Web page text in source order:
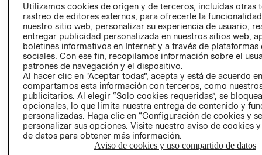
AVISO DE
PRIVACIDAD
GIFT CARD
AVISO DE
Utilizamos cookies de origen y de terceros, incluidas otras
rastreo de editores externos, para ofrecerle la
nuestro sitio web, personalizar su experiencia de usuario,
entregar publicidad personalizada en nuestros sitios web,
boletines informativos en Internet y a través de plataformas
sociales. Con ese fin, recopilamos información sobre el
patrones de navegación y el dispositivo.
Al hacer clic en “Aceptar todas”, acepta y está de acuerdo
compartamos esta información con terceros, como
publicitarios. Al elegir “Solo cookies requeridas”, se
opcionales, lo que limita nuestra entrega de contenido y
personalizadas. Haga clic en “Configuración de cookies y
personalizar sus opciones. Visite nuestro aviso de cookies
de datos para obtener más información.
Aviso de cookies y uso compartido de datos